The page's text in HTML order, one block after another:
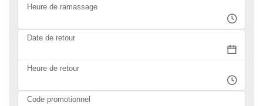
Heure de ramassage
Date de retour
Heure de retour
Code promotionnel